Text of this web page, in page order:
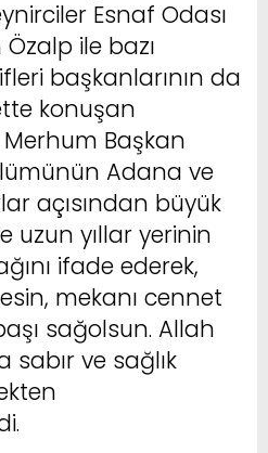
Esnaf Odası
ile bazı
başkanlarının da
konuşan
Başkan
ölümünün Adana ve
açısından büyük
uzun yıllar yerinin
ifade ederek,
mekanı cennet
sağolsun. Allah
sabır ve sağlık